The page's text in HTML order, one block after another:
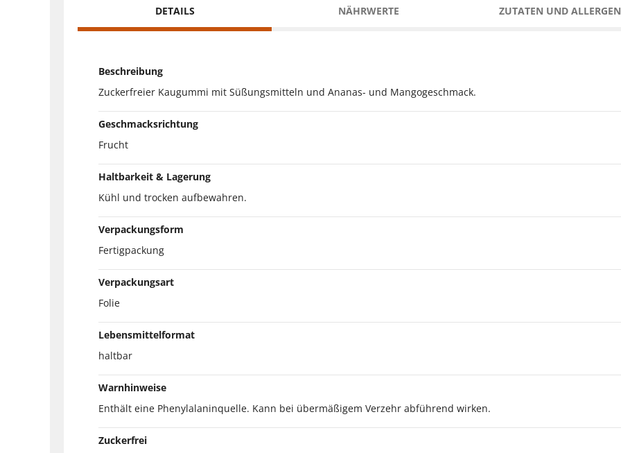
DETAILS NÄHRWERTE ZUTATEN UND
Beschreibung
Zuckerfreier Kaugummi mit Süßungsmitteln und Ananas- und Mangogeschmack.
Geschmacksrichtung
Frucht
Haltbarkeit & Lagerung
Kühl und trocken aufbewahren.
Verpackungsform
Fertigpackung
Verpackungsart
Folie
Lebensmittelformat
haltbar
Warnhinweise
Enthält eine Phenylalaninquelle. Kann bei übermäßigem Verzehr abführend wirken.
Zuckerfrei